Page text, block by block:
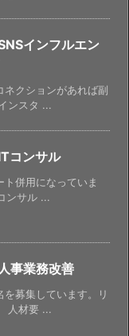
インフルエン
クションがあれば副
ンスタ ...
コンサル
併用になっていま
ンサル ...
事業務改善
募集しています。リ
人材要 ...